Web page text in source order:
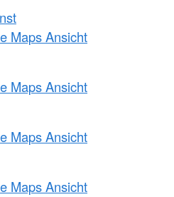
Maps Ansicht
Maps Ansicht
Maps Ansicht
Maps Ansicht